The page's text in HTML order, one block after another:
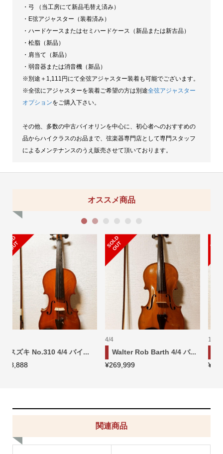
・弓 （当工房にて新品毛替え済み）
・E弦アジャスター（装着済み）
・ハードケースまたはセミハードケース（新品または新古品）
・松脂（新品）
・肩当て（新品）
・弱音器または消音機（新品）
※別途＋1,111円にて全弦アジャスター装着も可能でございます。
※全弦にアジャスターを装着ご希望の方は別途全弦アジャスター
オプションをご購入下さい。
その他、多数の中古バイオリンを中心に、初心者へのおすすめの
品からハイクラスのお品まで、弦楽器専門店として専門スタッフ
によるメンテナンスのうえ販売させて頂いております。
オススメ商品
4 バ...
Kawai KVI-55S バイオリ...
S
L
D
O
U
ピグマリウス デリウス
1 2 3 4 5 6
関連商品